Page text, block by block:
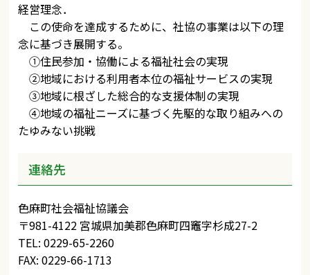
経営理念．
この使命を達成するために、社協の事業は以下の理
念に基づき展開する。
①住民参加・協働による福祉社会の実現
②地域における利用者本位の福祉サービスの実現
③地域に根ざした総合的な支援体制の実現
④地域の福祉ニーズに基づく先駆的な取り組みへの
たゆみない挑戦
連絡先
色麻町社会福祉協議会
〒981-4122 宮城県加美郡色麻町四竈字杉成27-2
TEL: 0229-65-2260
FAX: 0229-66-1713